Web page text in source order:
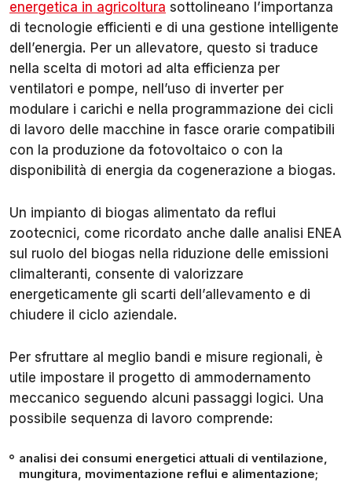
energetica in agricoltura sottolineano l’importanza
di tecnologie efficienti e di una gestione intelligente
dell’energia. Per un allevatore, questo si traduce
nella scelta di motori ad alta efficienza per
ventilatori e pompe, nell’uso di inverter per
modulare i carichi e nella programmazione dei cicli
di lavoro delle macchine in fasce orarie compatibili
con la produzione da fotovoltaico o con la
disponibilità di energia da cogenerazione a biogas.
Un impianto di biogas alimentato da reflui
zootecnici, come ricordato anche dalle analisi ENEA
sul ruolo del biogas nella riduzione delle emissioni
climalteranti, consente di valorizzare
energeticamente gli scarti dell’allevamento e di
chiudere il ciclo aziendale.
Per sfruttare al meglio bandi e misure regionali, è
utile impostare il progetto di ammodernamento
meccanico seguendo alcuni passaggi logici. Una
possibile sequenza di lavoro comprende:
analisi dei consumi energetici attuali di ventilazione,
mungitura, movimentazione reflui e alimentazione;